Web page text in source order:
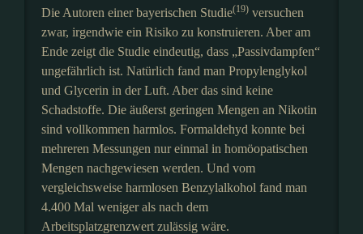
Die Autoren einer bayerischen Studie(19) versuchen
zwar, irgendwie ein Risiko zu konstruieren. Aber am
Ende zeigt die Studie eindeutig, dass „Passivdampfen“
ungefährlich ist. Natürlich fand man Propylenglykol
und Glycerin in der Luft. Aber das sind keine
Schadstoffe. Die äußerst geringen Mengen an Nikotin
sind vollkommen harmlos. Formaldehyd konnte bei
mehreren Messungen nur einmal in homöopatischen
Mengen nachgewiesen werden. Und vom
vergleichsweise harmlosen Benzylalkohol fand man
4.400 Mal weniger als nach dem
Arbeitsplatzgrenzwert zulässig wäre.